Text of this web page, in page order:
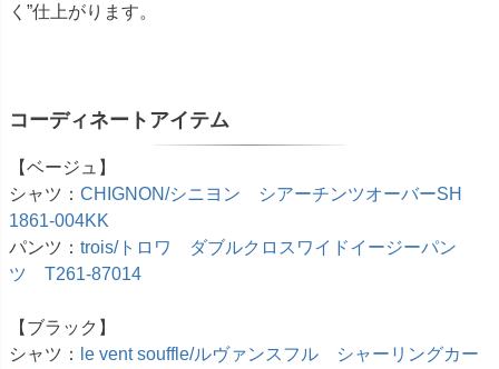
く”仕上がります。
コーディネートアイテム
【ベージュ】
シャツ： CHIGNON/シニヨン シアーチンツオーバーSH
1861-004KK
パンツ： trois/トロワ ダブルクロスワイドイージーパン
ツ T261-87014
【ブラック】
シャツ：
le vent souffle/ルヴァンスフル シャーリングカー